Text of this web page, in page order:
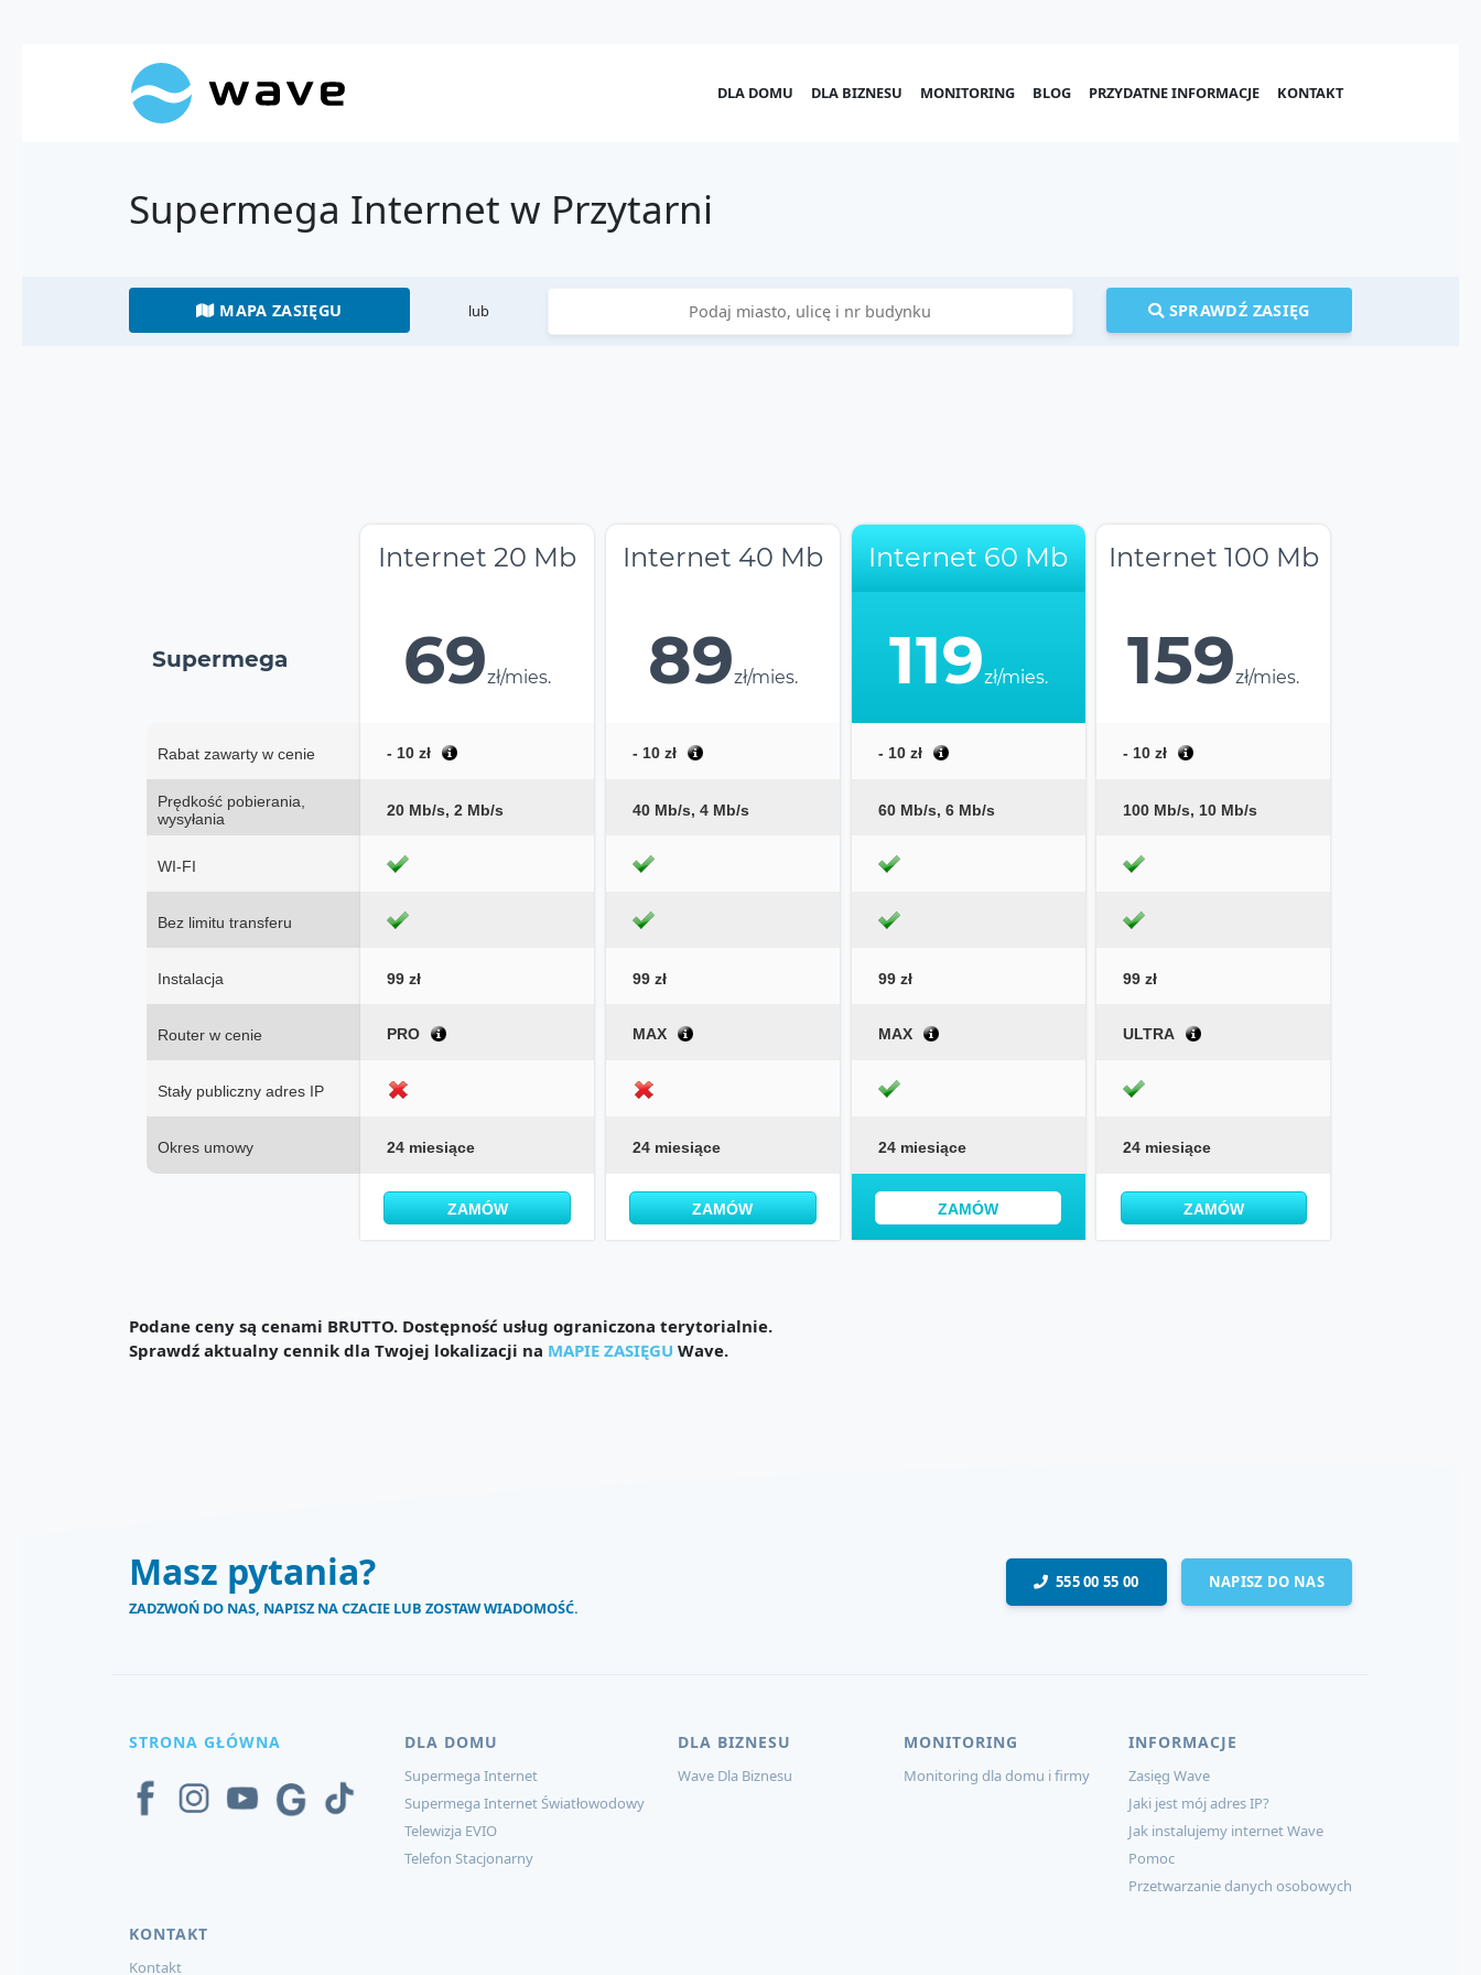
DLA DOMU DLA BIZNESU MONITORING BLOG PRZYDATNE INFORMACJE KONTAKT
Supermega Internet w Przytarni
MAPA ZASIĘGU lub SPRAWDŹ ZASIĘG
Supermega
Rabat zawarty w cenie
Prędkość pobierania,
wysyłania
WI-FI
Bez limitu transferu
Instalacja
Router w cenie
Stały publiczny adres IP
Okres umowy
Internet 20 Mb
69zł/mies.
- 10 zł
20 Mb/s, 2 Mb/s
99 zł
PRO
24 miesiące
ZAMÓW
Internet 40 Mb
89zł/mies.
- 10 zł
40 Mb/s, 4 Mb/s
99 zł
MAX
24 miesiące
ZAMÓW
Internet 60 Mb
119zł/mies.
- 10 zł
60 Mb/s, 6 Mb/s
99 zł
MAX
24 miesiące
ZAMÓW
Internet 100 Mb
159zł/mies.
- 10 zł
100 Mb/s, 10 Mb/s
99 zł
ULTRA
24 miesiące
ZAMÓW
Podane ceny są cenami BRUTTO. Dostępność usług ograniczona terytorialnie.
Sprawdź aktualny cennik dla Twojej lokalizacji na MAPIE ZASIĘGU Wave.
Masz pytania?
ZADZWOŃ DO NAS, NAPISZ NA CZACIE LUB ZOSTAW WIADOMOŚĆ.
555 00 55 00 NAPISZ DO NAS
STRONA GŁÓWNA DLA DOMU
Supermega Internet
Supermega Internet Światłowodowy
Telewizja EVIO
Telefon Stacjonarny
DLA BIZNESU
Wave Dla Biznesu
MONITORING
Monitoring dla domu i firmy
INFORMACJE
Zasięg Wave
Jaki jest mój adres IP?
Jak instalujemy internet Wave
Pomoc
Przetwarzanie danych osobowych
KONTAKT
Kontakt